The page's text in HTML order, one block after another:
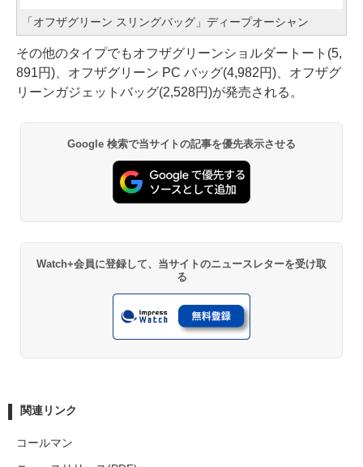
「オフザグリーン スリングバッグ」ディープオーシャン
その他のタイプでもオフザグリーンショルダートート(5,
891円)、オフザグリーン PC バッグ(4,982円)、オフザグ
リーンガジェットバッグ(2,528円)が発売される。
Google 検索で当サイトの記事を優先表示させる
Watch+会員に登録して、当サイトのニュースレターを受け取
る
関連リンク
コールマン